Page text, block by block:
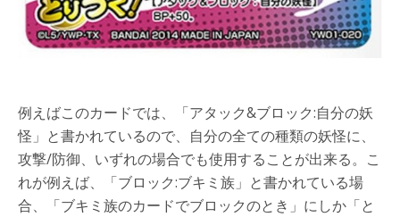
例えばこのカードでは、「アタック&ブロック:自分の妖
怪」と書かれているので、自分の全ての種類の妖怪に、
攻撃/防御、いずれの場合でも使用することが出来る。こ
れが例えば、「ブロック:ブキミ族」と書かれている場
合、「ブキミ族のカードでブロックのとき」にしか「と